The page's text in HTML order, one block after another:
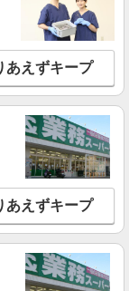
。・゜+゜
を見る
】
・能力による） ※
定あり） ゜
゜+゜ 入社祝い金10
。・゜+゜
量販店
を見る
ッフ
あえずキープ
あえずキープ